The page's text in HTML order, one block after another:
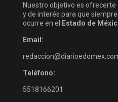
Nuestro objetivo es
y de interés para que
ocurre en el
Estado de
Email:
Teléfono:
5518166201